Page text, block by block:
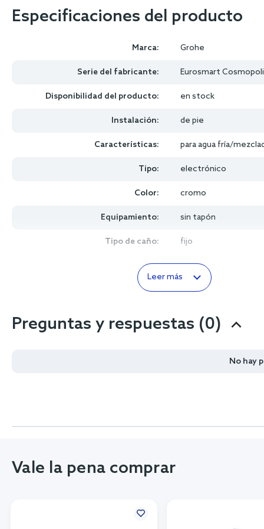
Especificaciones del producto
Marca: Grohe
Serie del fabricante: Eurosmart
Disponibilidad del producto: en stock
Instalación: de pie
Características: para agua fría/
Tipo: electrónico
Color: cromo
Equipamiento: sin tapón
Tipo de caño: fijo
Leer más
Preguntas y respuestas (0)
No hay
Vale la pena comprar